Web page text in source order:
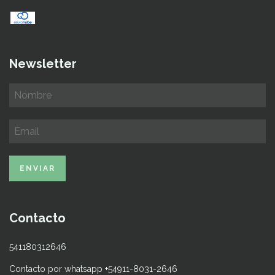
Newsletter
Contacto
541180312646
Contacto por whatsapp +54911-8031-2646